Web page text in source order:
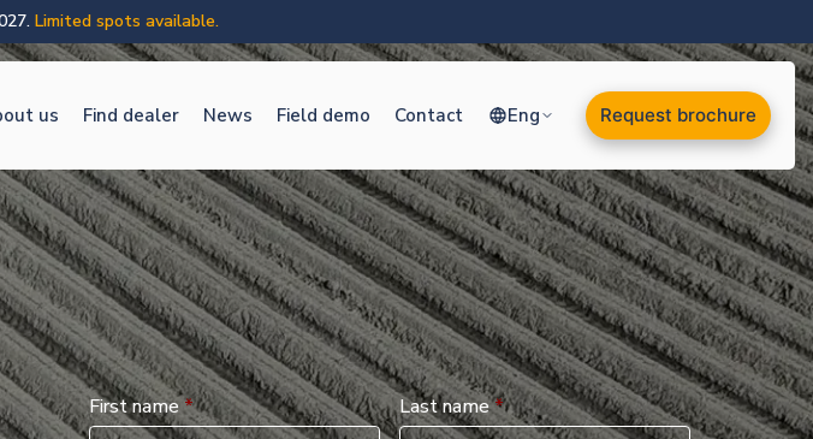
Limited spots available.
us Find dealer News Field demo Contact Eng Request brochure
First name* Last name*